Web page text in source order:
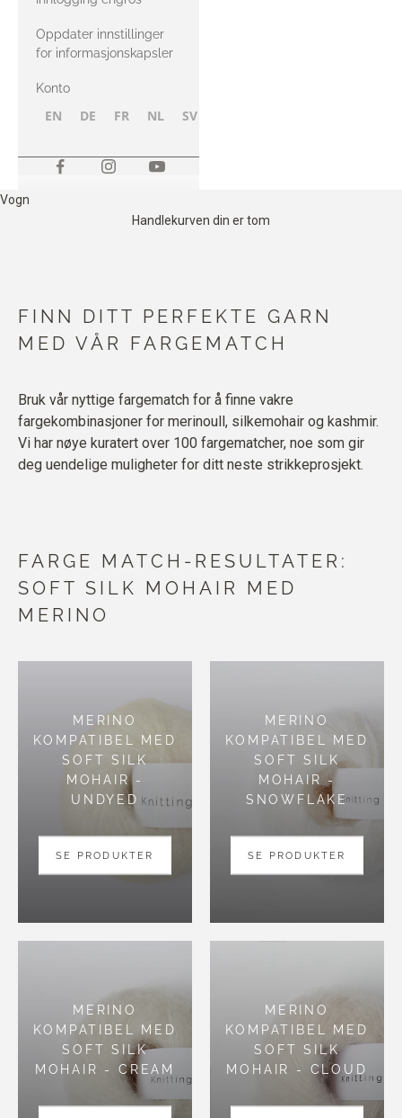
Oppdater innstillinger
for informasjonskapsler
Konto
EN DE FR NL SV
Vogn
Handlekurven din er tom
FINN DITT PERFEKTE GARN
MED VÅR FARGEMATCH
Bruk vår nyttige fargematch for å finne vakre
fargekombinasjoner for merinoull, silkemohair og kashmir.
Vi har nøye kuratert over 100 fargematcher, noe som gir
deg uendelige muligheter for ditt neste strikkeprosjekt.
FARGE MATCH-RESULTATER:
SOFT SILK MOHAIR MED
MERINO
MERINO
KOMPATIBEL MED
SOFT SILK
MOHAIR -
UNDYED
SE PRODUKTER
MERINO
KOMPATIBEL MED
SOFT SILK
MOHAIR -
SNOWFLAKE
SE PRODUKTER
MERINO
KOMPATIBEL MED
SOFT SILK
MOHAIR - CREAM
MERINO
KOMPATIBEL MED
SOFT SILK
MOHAIR - CLOUD